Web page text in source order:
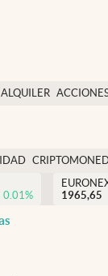
ALQUILER
USA
0.01%
1965,65